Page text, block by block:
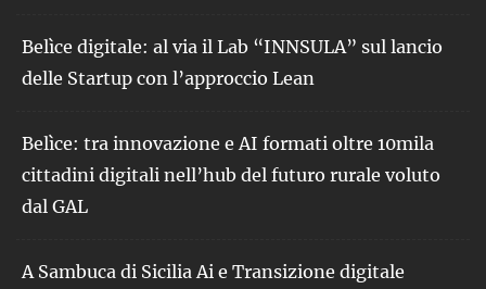
Belìce digitale: al via il Lab “INNSULA” sul lancio
delle Startup con l’approccio Lean
Belìce: tra innovazione e AI formati oltre 10mila
cittadini digitali nell’hub del futuro rurale voluto
dal GAL
A Sambuca di Sicilia Ai e Transizione digitale